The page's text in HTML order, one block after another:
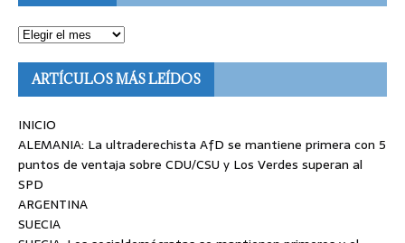
ARTÍCULOS MÁS LEÍDOS
INICIO
ALEMANIA: La ultraderechista AfD se mantiene primera con 5
puntos de ventaja sobre CDU/CSU y Los Verdes superan al
SPD
ARGENTINA
SUECIA